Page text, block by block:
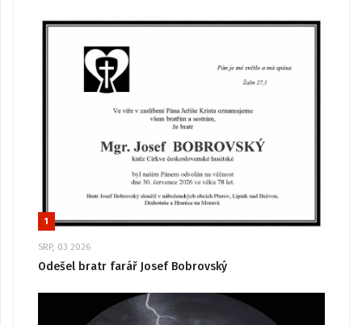
1
SRP, 03 2026
Odešel bratr farář Josef Bobrovský